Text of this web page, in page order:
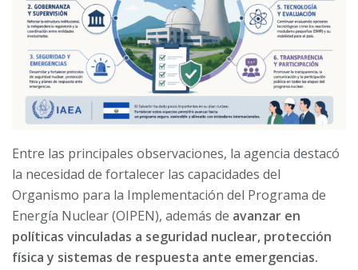
Entre las principales observaciones, la agencia destacó
la necesidad de fortalecer las capacidades del
Organismo para la Implementación del Programa de
Energía Nuclear (OIPEN), además de avanzar en
políticas vinculadas a seguridad nuclear, protección
física y sistemas de respuesta ante emergencias.